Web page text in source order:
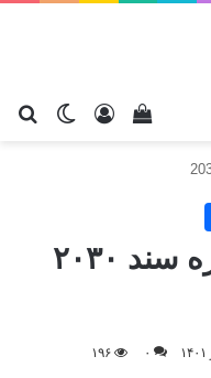
تغییر ورود
دیدن سبد خرید
همه آنچه باید درباره سند ۲۰۳۰
۰ ۱۹۶